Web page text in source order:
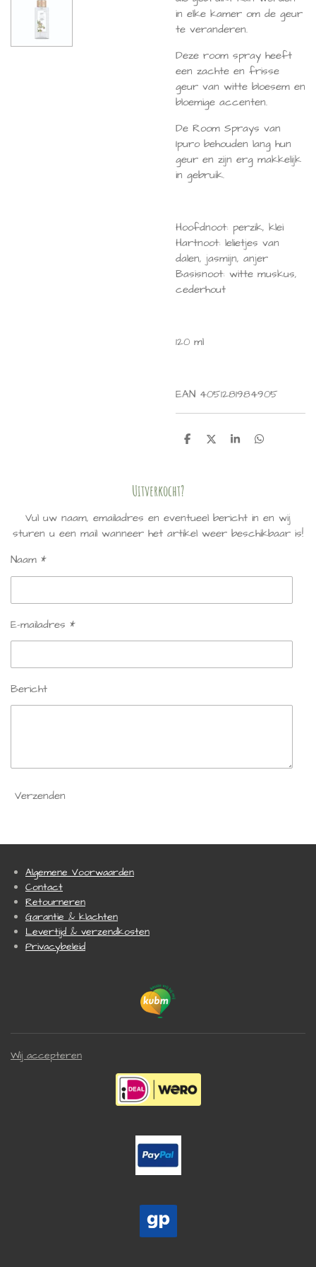
in elke kamer om de geur
te veranderen.
Deze room spray heeft
een zachte en frisse
geur van witte bloesem en
bloemige accenten.
De Room Sprays van
Ipuro behouden lang hun
geur en zijn erg makkelijk
in gebruik.
Hoofdnoot: perzik, klei
Hartnoot: lelietjes van
dalen, jasmijn, anjer
Basisnoot: witte muskus,
cederhout
120 ml
EAN 4051281984905
D
D
S
D
Uitverkocht?
Vul uw naam, emailadres en eventueel bericht in en wij
sturen u een mail wanneer het artikel weer beschikbaar is!
Naam *
E-mailadres *
Bericht
Verzenden
Algemene Voorwaarden
Contact
Retourneren
Garantie & klachten
Levertijd & verzendkosten
Privacybeleid
Wij accepteren